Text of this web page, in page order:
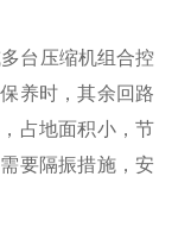
台压缩机组合控
养时，其余回路
占地面积小，节
要隔振措施，安